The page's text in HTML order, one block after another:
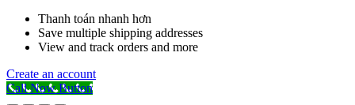
Thanh toán nhanh hơn
Save multiple shipping addresses
View and track orders and more
Create an account
Call Now Button